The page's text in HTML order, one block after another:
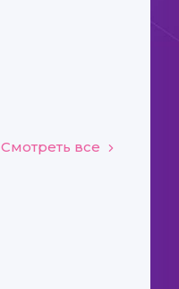
Смотреть все